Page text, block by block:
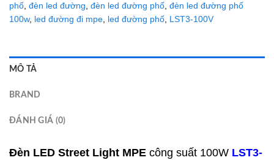
phố, đèn led đường, đèn led đường phố, đèn led đường phố
100w, led đường đi mpe, led đường phố, LST3-100V
MÔ TẢ
BRAND
ĐÁNH GIÁ (0)
Đèn LED Street Light MPE công suất 100W LST3-